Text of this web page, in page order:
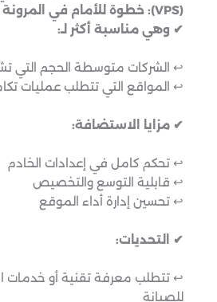
(VPS): خطوة للأمام في المرونة
✔ وهي مناسبة أكثر لـ:
↩︎ الشركات متوسطة الحجم التي
↩︎ المواقع التي تتطلب عمليات
✔ مزايا الاستضافة:
↩︎ تحكم كامل في إعدادات الخادم
↩︎ قابلية التوسع والتخصيص
↩︎ تحسين إدارة أداء الموقع
✔ التحديات:
↩︎ تتطلب معرفة تقنية أو خدمات
للصيانة